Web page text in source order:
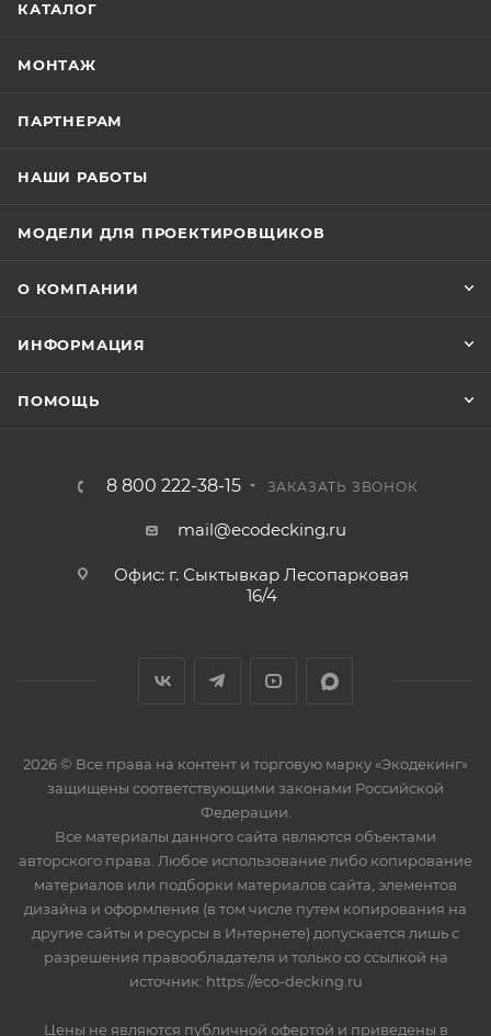
КАТАЛОГ
МОНТАЖ
ПАРТНЕРАМ
НАШИ РАБОТЫ
МОДЕЛИ ДЛЯ ПРОЕКТИРОВЩИКОВ
О КОМПАНИИ
ИНФОРМАЦИЯ
ПОМОЩЬ
8 800 222-38-15 ЗАКАЗАТЬ ЗВОНОК
mail@ecodecking.ru
Офис: г. Сыктывкар Лесопарковая
16/4
2026 © Все права на контент и торговую марку «Экодекинг»
защищены соответствующими законами Российской
Федерации.
Все материалы данного сайта являются объектами
авторского права. Любое использование либо копирование
материалов или подборки материалов сайта, элементов
дизайна и оформления (в том числе путем копирования на
другие сайты и ресурсы в Интернете) допускается лишь с
разрешения правообладателя и только со ссылкой на
источник: https://eco-decking.ru
Цены не являются публичной офертой и приведены в